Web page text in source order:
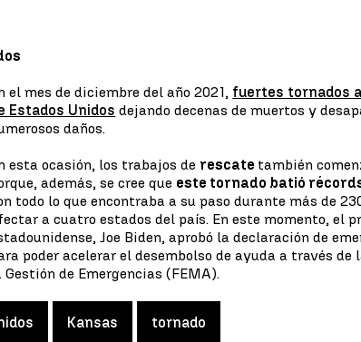
el mes de diciembre del año 2021, fuertes tornados
Estados Unidos dejando decenas de muertos y
daños.
esta ocasión, los trabajos de rescate también
además, se cree que este tornado batió
todo lo que encontraba a su paso durante más de
a cuatro estados del país. En este momento, el
Joe Biden, aprobó la declaración de
poder acelerar el desembolso de ayuda a través de
Gestión de Emergencias (FEMA).
Kansas tornado